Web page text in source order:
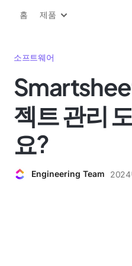
ClickUp 블로그
홈 제품
소프트웨어
젝트 관리
요?
Engineering Team 2024